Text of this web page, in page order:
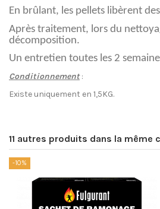
En brûlant, les pellets libèrent
Après traitement, lors du
décomposition.
Un entretien toutes les 2
Conditionnement:
Existe uniquement en 1,5KG.
11 autres produits dans la même
-10%